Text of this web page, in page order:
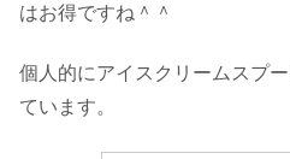
はお得ですね＾＾
個人的にアイスクリームスプ
ています。